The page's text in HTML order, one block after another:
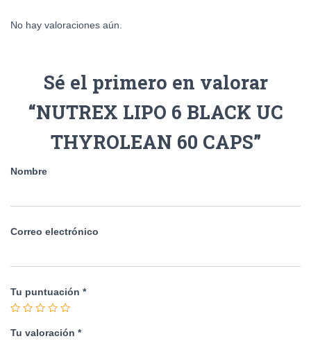
No hay valoraciones aún.
Sé el primero en valorar
“NUTREX LIPO 6 BLACK UC
THYROLEAN 60 CAPS”
Nombre
Correo electrónico
Tu puntuación *
Tu valoración *